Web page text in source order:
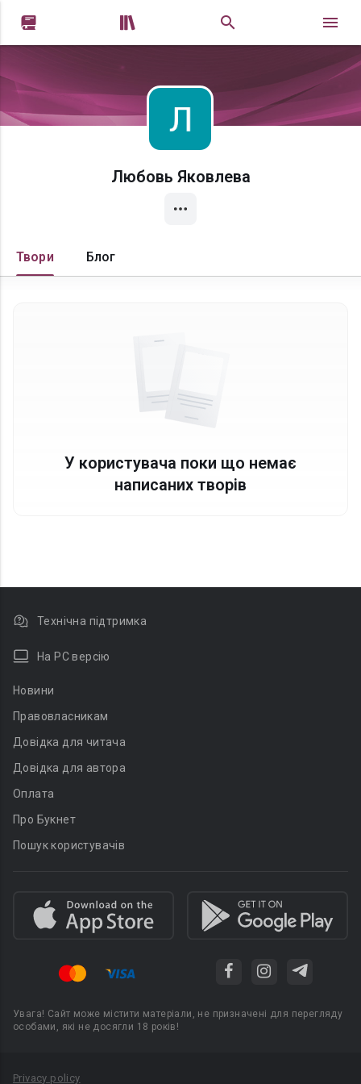
 
Любовь Яковлева
Твори Блог
У користувача поки що немає
написаних творів
Технічна підтримка
На PC версію
Новини
Правовласникам
Довідка для читача
Довідка для автора
Оплата
Про Букнет
Пошук користувачів
Увага! Сайт може містити матеріали, не призначені для перегляду
особами, які не досягли 18 років!
Privacy policy